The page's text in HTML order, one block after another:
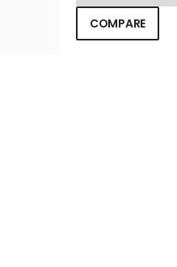
COMPARE